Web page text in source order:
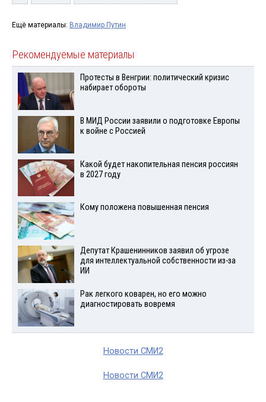
Ещё материалы: Владимир Путин
Рекомендуемые материалы
Протесты в Венгрии: политический кризис
набирает обороты
В МИД России заявили о подготовке Европы
к войне с Россией
Какой будет накопительная пенсия россиян
в 2027 году
Кому положена повышенная пенсия
Депутат Крашенинников заявил об угрозе
для интеллектуальной собственности из-за
ИИ
Рак легкого коварен, но его можно
диагностировать вовремя
Новости СМИ2
Новости СМИ2